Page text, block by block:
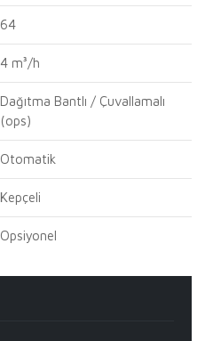
64
4 m³/h
Dağıtma Bantlı / Çuvallamalı
(ops)
Otomatik
Kepçeli
Opsiyonel